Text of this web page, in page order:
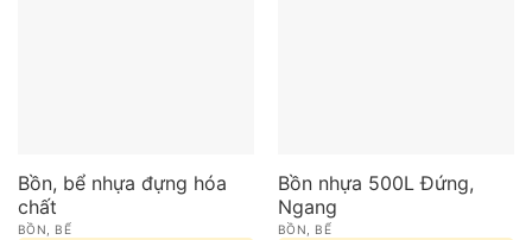
Bồn, bể nhựa đựng hóa
chất
BỒN, BỂ
Bồn nhựa 500L Đứng,
Ngang
BỒN, BỂ